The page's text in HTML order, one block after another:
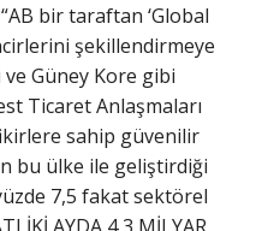
bir taraftan ‘Global
şekillendirmeye
ve Güney Kore gibi
Ticaret Anlaşmaları
sahip güvenilir
bu ülke ile geliştirdiği
7,5 fakat sektörel